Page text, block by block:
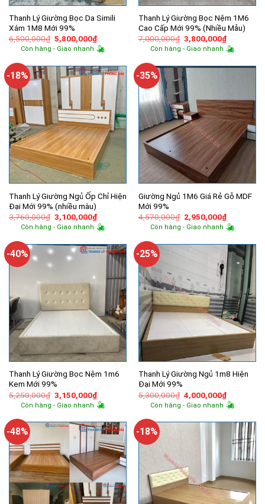
Thanh Lý Giường Bọc Da Simili
Xám 1M8 Mới 99%
6,500,000₫ Giá
gốc
là:
5,800,000₫Giá
hiện
tại
5,800,000₫.
Còn hàng - Giao nhanh
Thanh Lý Giường Bọc Nệm 1M6
Cao Cấp Mới 99% (Nhiều Mẫu)
7,000,000₫ Giá
gốc
là:
3,800,000₫Giá
hiện
tại
Còn hàng - Giao nhanh
-18%
Thanh Lý Giường Ngủ Ốp Chỉ Hiện
Đại Mới 99% (nhiều màu)
3,760,000₫ Giá
gốc
là:
3,100,000₫Giá
hiện
tại
3,100,000₫.
Còn hàng - Giao nhanh
-35%
Giường Ngủ 1M6 Giá Rẻ Gỗ MDF
Mới 99%
4,570,000₫ Giá
gốc
là:
2,950,000₫Giá
hiện
tại
Còn hàng - Giao nhanh
-40%
Thanh Lý Giường Bọc Nệm 1m6
Kem Mới 99%
5,250,000₫ Giá
gốc
là:
3,150,000₫Giá
hiện
tại
3,150,000₫.
Còn hàng - Giao nhanh
-25%
Thanh Lý Giường Ngủ 1m8 Hiện
Đại Mới 99%
5,300,000₫ Giá
gốc
là:
4,000,000₫Giá
hiện
tại
Còn hàng - Giao nhanh
-48% -18%